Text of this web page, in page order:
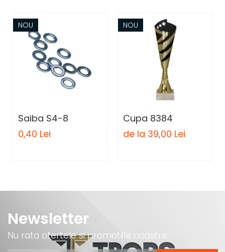
NOU
Saiba S4-8
0,40 Lei
NOU
Cupa 8384
de la 39,00 Lei
Newsletter
Nu rata ofertele si promotiile noastre